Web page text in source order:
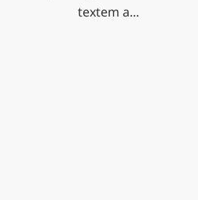
textem a...